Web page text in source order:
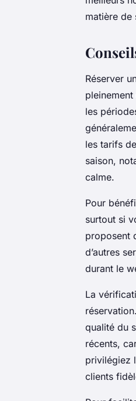
matière de
Réserver
les
les tarifs
saison,
calme.
Pour
surtout si
proposent
d’autres
durant le
La
qualité du
récents,
privilégiez
clients